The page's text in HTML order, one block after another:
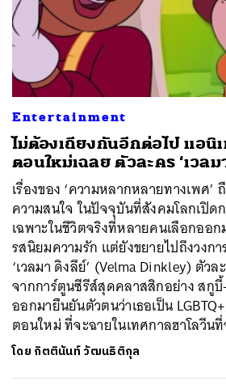
Entertainment
ไม่ต้องเถียงกันอีกต่อไป แอนิ
ตอนใหม่เฉลย ตัวละคร ‘เวลม
เรื่องของ ‘ความหลากหลายทางเพศ’
ความสนใจ ในปัจจุบันที่สังคมโลกเปิด
เฉพาะในชีวิตจริงที่หลายคนเลือกออ
รสนิยมความรัก แต่ยังขยายไปถึงวงก
‘เวลมา ดิงลีย์’ (Velma Dinkley) ตัว
จากการ์ตูนซีรีส์สุดคลาสสิกอย่าง สกู
ออกมายืนยันตัวตนว่าเธอเป็น
ตอนใหม่ ที่จะฉายในเทศกาลฮาโลวีน
โดย กิตตินันท์ วัฒนธิติกุล
ค้นหา